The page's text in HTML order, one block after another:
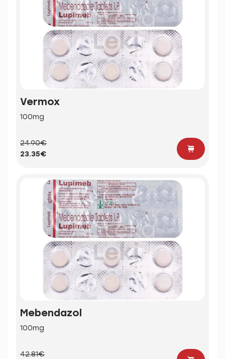
Vermox
100mg
24.90€
23.35€
Mebendazol
100mg
42.81€